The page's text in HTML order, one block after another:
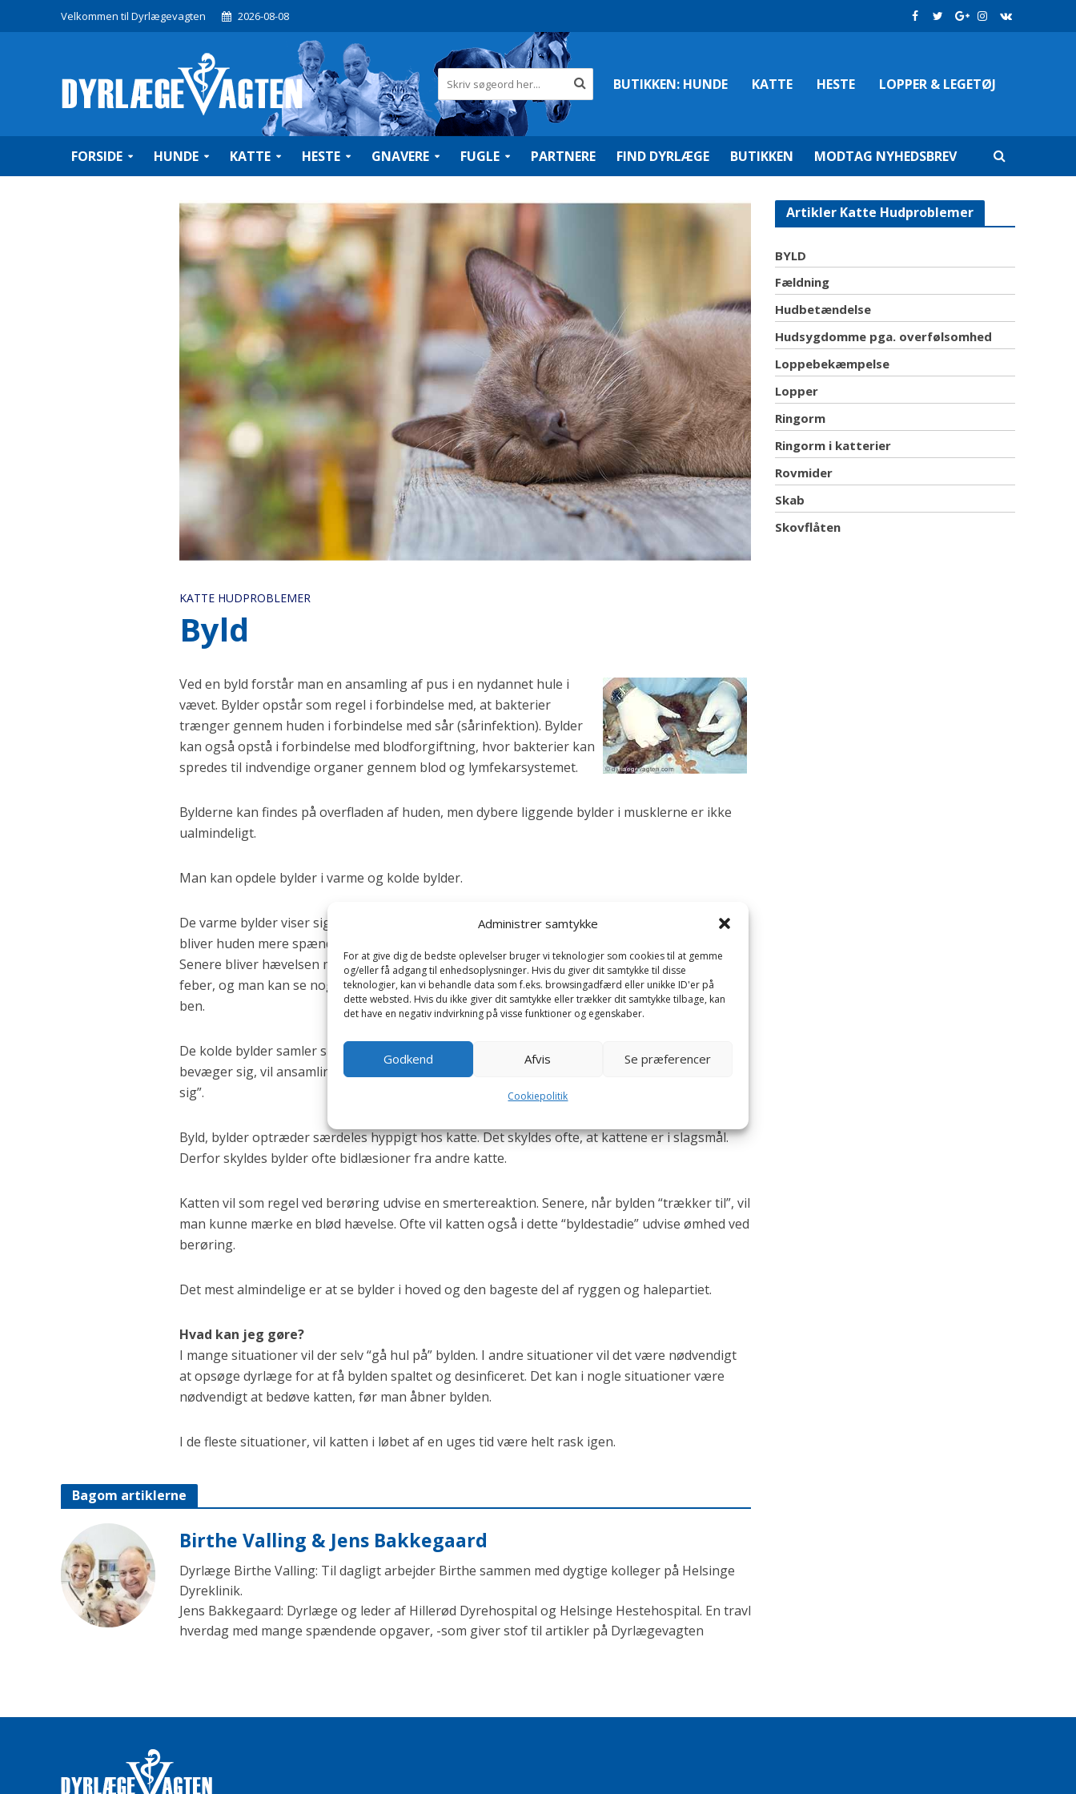
Administrer samtykke
For at give dig de bedste oplevelser bruger vi teknologier som cookies til at gemme
og/eller få adgang til enhedsoplysninger. Hvis du giver dit samtykke til disse
teknologier, kan vi behandle data som f.eks. browsingadfærd eller unikke ID'er på
dette websted. Hvis du ikke giver dit samtykke eller trækker dit samtykke tilbage, kan
det have en negativ indvirkning på visse funktioner og egenskaber.
Godkend Afvis Se præferencer
Cookiepolitik
Velkommen til Dyrlægevagten 2026-08-08
BUTIKKEN:HUNDE KATTE HESTE LOPPER & LEGETØJ
FORSIDE HUNDE KATTE HESTE GNAVERE FUGLE PARTNERE FIND DYRLÆGE BUTIKKEN MODTAG NYHEDSBREV
KATTE HUDPROBLEMER
Byld
Ved en byld forstår man en ansamling af pus i en nydannet hule i
vævet. Bylder opstår som regel i forbindelse med, at bakterier
trænger gennem huden i forbindelse med sår (sårinfektion). Bylder
kan også opstå i forbindelse med blodforgiftning, hvor bakterier kan
spredes til indvendige organer gennem blod og lymfekarsystemet.
Bylderne kan findes på overfladen af huden, men dybere liggende bylder i musklerne er ikke
ualmindeligt.
Man kan opdele bylder i varme og kolde bylder.
De varme bylder viser sig som regel som en hævelse med rødme, varme og ømhed. Senere
bliver huden mere spændt ud, overfladen bliver glinsende og hudens farve får et blåligt skær.
Senere bliver hævelsen mere blød i midten. Man taler om, at “bylden trækker til”. Dyret får ofte
feber, og man kan se nogen funktionsforstyrrelse, som f.eks.halthed, hvis bylden sidder på et
ben.
De kolde bylder samler sig som regel i det løse bindevæv, som findes under huden. Når dyret
bevæger sig, vil ansamlingen, p.g.a.tyngdekraften, flytte sig. Man taler om, at “bylden sænker
sig”.
Byld, bylder optræder særdeles hyppigt hos katte. Det skyldes ofte, at kattene er i slagsmål.
Derfor skyldes bylder ofte bidlæsioner fra andre katte.
Katten vil som regel ved berøring udvise en smertereaktion. Senere, når bylden “trækker til”, vil
man kunne mærke en blød hævelse. Ofte vil katten også i dette “byldestadie” udvise ømhed ved
berøring.
Det mest almindelige er at se bylder i hoved og den bageste del af ryggen og halepartiet.
Hvad kan jeg gøre?
I mange situationer vil der selv “gå hul på” bylden. I andre situationer vil det være nødvendigt
at opsøge dyrlæge for at få bylden spaltet og desinficeret. Det kan i nogle situationer være
nødvendigt at bedøve katten, før man åbner bylden.
I de fleste situationer, vil katten i løbet af en uges tid være helt rask igen.
Bagom artiklerne
Birthe Valling & Jens Bakkegaard
Dyrlæge Birthe Valling: Til dagligt arbejder Birthe sammen med dygtige kolleger på Helsinge
Dyreklinik.
Jens Bakkegaard: Dyrlæge og leder af Hillerød Dyrehospital og Helsinge Hestehospital. En travl
hverdag med mange spændende opgaver, -som giver stof til artikler på Dyrlægevagten
Artikler Katte Hudproblemer
BYLD
Fældning
Hudbetændelse
Hudsygdomme pga. overfølsomhed
Loppebekæmpelse
Lopper
Ringorm
Ringorm i katterier
Rovmider
Skab
Skovflåten